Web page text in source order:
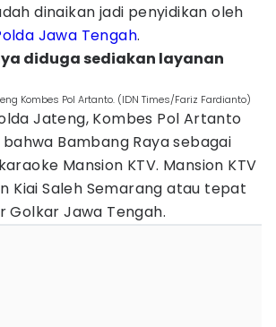
dinaikan jadi penyidikan oleh
Jawa Tengah.
diduga sediakan layanan
Kombes Pol Artanto. (IDN Times/Fariz Fardianto)
Jateng, Kombes Pol Artanto
Bambang Raya sebagai
Mansion KTV. Mansion KTV
Kiai Saleh Semarang atau tepat
Golkar Jawa Tengah.